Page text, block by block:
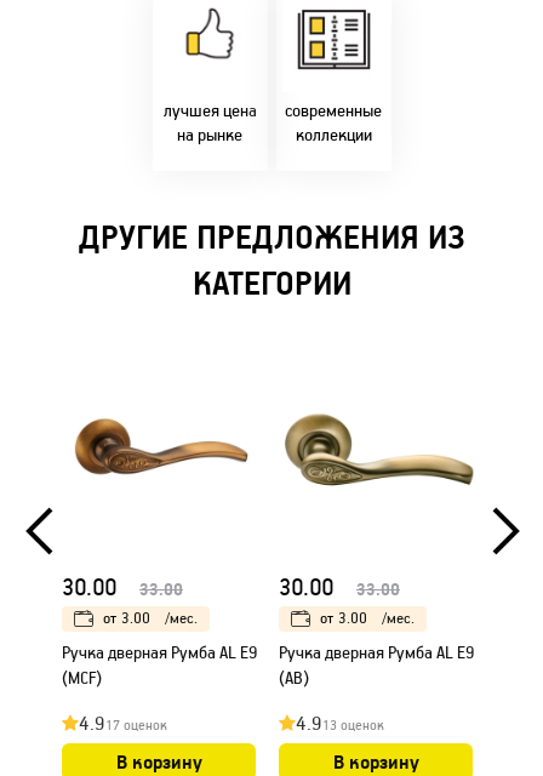
лучшея цена
на рынке
напрямую с
фабрики!
Предлагаем только
современные
коллекции
Идем в ногу с
самыми
современным
стилями и
решениями!
ДРУГИЕ ПРЕДЛОЖЕНИЯ ИЗ
КАТЕГОРИИ
30.00 33.00
от 3.00 /мес.
Ручка дверная Румба AL E9
(MCF)
4.917 оценок
В корзину
30.00 33.00
от 3.00 /мес.
Ручка дверная Румба AL E9
(AB)
4.913 оценок
В корзину